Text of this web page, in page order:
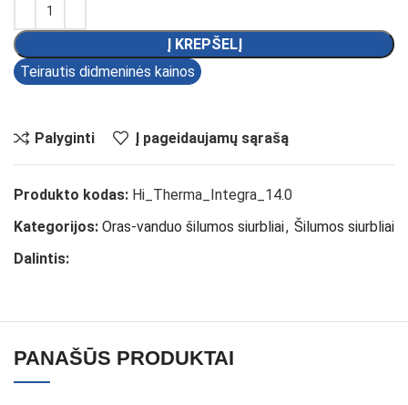
Į KREPŠELĮ
Teirautis didmeninės kainos
Palyginti Į pageidaujamų sąrašą
Produkto kodas: Hi_Therma_Integra_14.0
Kategorijos: Oras-vanduo šilumos siurbliai, Šilumos siurbliai
Dalintis:
PANAŠŪS PRODUKTAI